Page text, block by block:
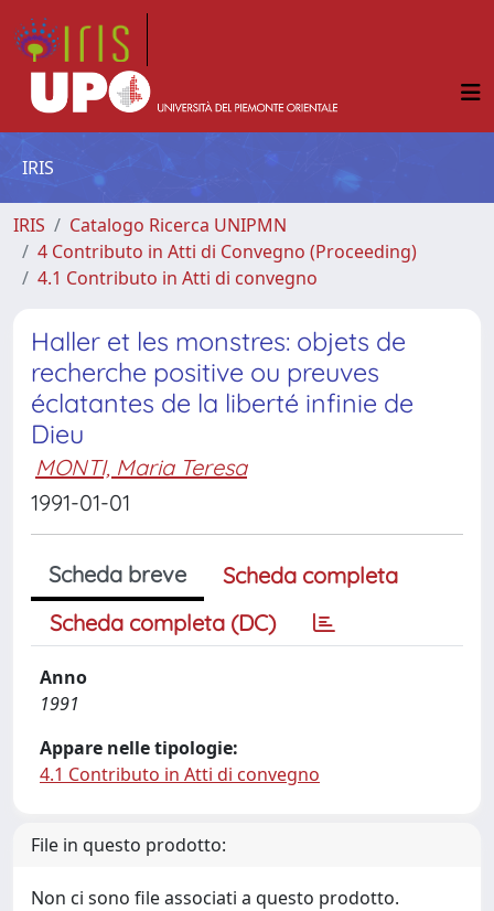
IRIS
IRIS
Catalogo Ricerca UNIPMN
4 Contributo in Atti di Convegno (Proceeding)
4.1 Contributo in Atti di convegno
Haller et les monstres: objets de
recherche positive ou preuves
éclatantes de la liberté infinie de
Dieu
MONTI, Maria Teresa
1991-01-01
Scheda breve
Scheda completa
Scheda completa (DC)
Anno
1991
Appare nelle tipologie:
4.1 Contributo in Atti di convegno
File in questo prodotto:
Non ci sono file associati a questo prodotto.